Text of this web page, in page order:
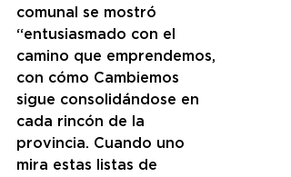
comunal se mostró
“entusiasmado con el
camino que emprendemos,
con cómo Cambiemos
sigue consolidándose en
cada rincón de la
provincia. Cuando uno
mira estas listas de